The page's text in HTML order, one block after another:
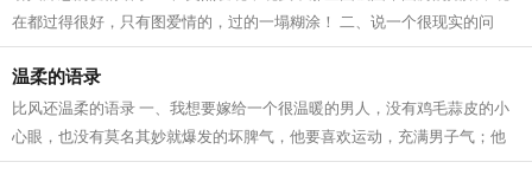
在都过得很好，只有图爱情的，过的一塌糊涂！ 二、说一个很现实的问
题，钱虽然买不到爱情，但是你月入3...
温柔的语录
比风还温柔的语录 一、我想要嫁给一个很温暖的男人，没有鸡毛蒜皮的小
心眼，也没有莫名其妙就爆发的坏脾气，他要喜欢运动，充满男子气；他
要喜欢唱歌，就算走调的让我哭笑不得...